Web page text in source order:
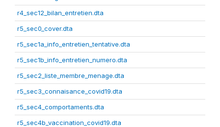
r4_sec12_bilan_entretien.dta
r5_sec0_cover.dta
r5_sec1a_info_entretien_tentative.dta
r5_sec1b_info_entretien_numero.dta
r5_sec2_liste_membre_menage.dta
r5_sec3_connaisance_covid19.dta
r5_sec4_comportaments.dta
r5_sec4b_vaccination_covid19.dta